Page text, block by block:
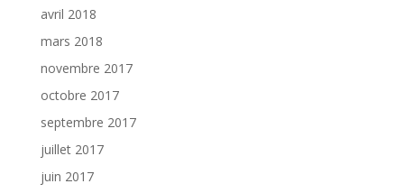
avril 2018
mars 2018
novembre 2017
octobre 2017
septembre 2017
juillet 2017
juin 2017